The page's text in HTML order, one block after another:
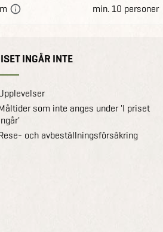
min. 10 personer
INGÅR INTE
som inte anges under 'I priset
och avbeställningsförsäkring